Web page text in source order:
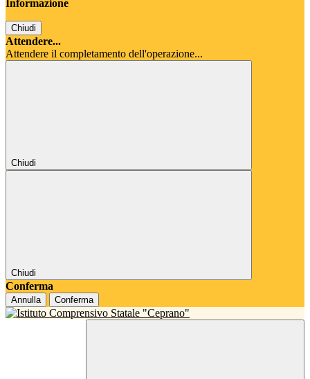
Informazione
Chiudi
Attendere...
Attendere il completamento dell'operazione...
Chiudi
Chiudi
Conferma
Annulla Conferma